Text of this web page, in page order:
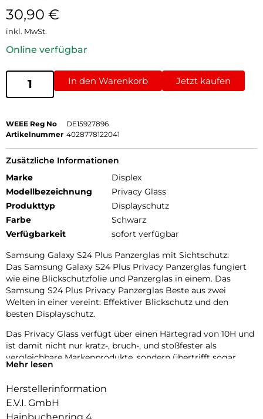
30,90 €
inkl. MwSt.
Online verfügbar
In den Warenkorb Jetzt kaufen
WEEE Reg No
DE15927896
Artikelnummer 4028778122041
Zusätzliche Informationen
Marke
Displex
Modellbezeichnung
Privacy Glass
Produkttyp
Displayschutz
Farbe
Schwarz
Verfügbarkeit
sofort verfügbar
Samsung Galaxy S24 Plus Panzerglas mit Sichtschutz:
Das Samsung Galaxy S24 Plus Privacy Panzerglas fungiert
wie eine Blickschutzfolie und Panzerglas in einem. Das
Samsung S24 Plus Privacy Panzerglas Beste aus zwei
Welten in einer vereint: Effektiver Blickschutz und den
besten Displayschutz.
Das Privacy Glass verfügt über einen Härtegrad von 10H und
ist damit nicht nur kratz-, bruch-, und stoßfester als
vergleichbare Markenprodukte, sondern übertrifft sogar
Saphirglas, das bei Luxusuhren eingesetzt wird und einen
Handy-Blickschutzfilter und hochwirksamer 2-Wege
Blickschutz:
Mehr lesen
Herstellerinformation
E.V.I. GmbH
Hainbuchenring 4